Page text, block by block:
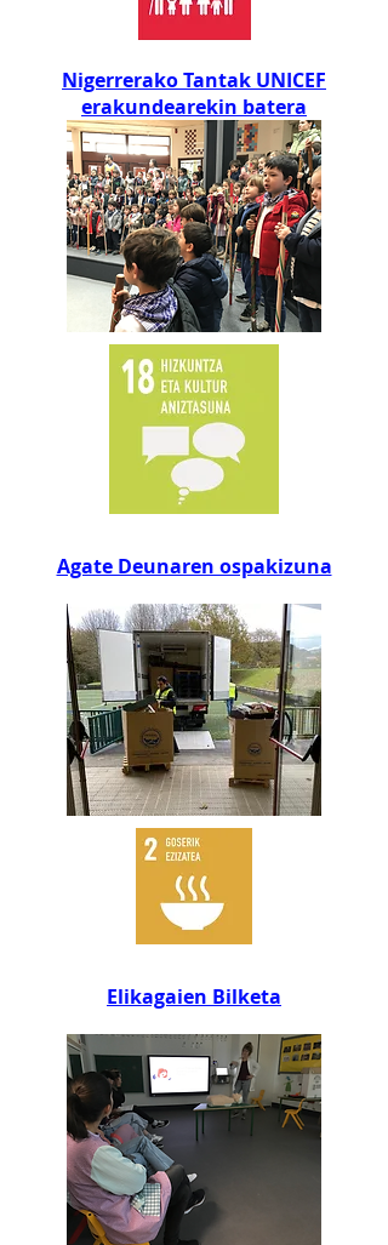
Nigerrerako Tantak UNICEF
erakundearekin batera
Agate Deunaren ospakizuna
Elikagaien Bilketa